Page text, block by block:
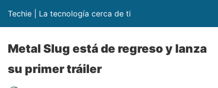
Techie | La tecnología cerca de ti
Metal Slug está de regreso y lanza
su primer tráiler